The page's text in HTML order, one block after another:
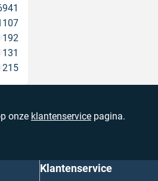
215
131
192
onze klantenservice pagina.
Klantenservice